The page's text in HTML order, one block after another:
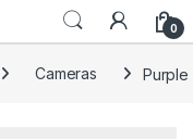
0
Cameras Purple